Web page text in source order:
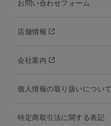
お問い合わせフォーム
店舗情報
会社案内
個人情報の取り扱いについて
特定商取引法に関する表記